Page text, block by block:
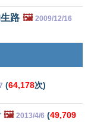
路 🖼️ 2009/12/16
(64,178次)
🖼️ 2013/4/6 (49,709